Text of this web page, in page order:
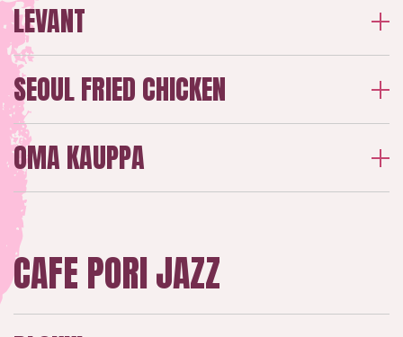
LEVANT
SEOUL FRIED CHICKEN
OMA KAUPPA
CAFE PORI JAZZ